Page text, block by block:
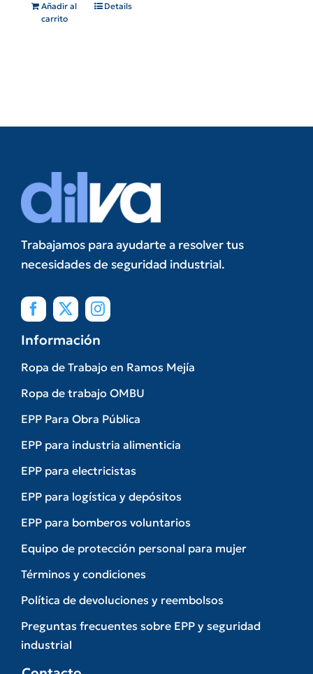
Añadir al
carrito
Details
Trabajamos para ayudarte a resolver tus
necesidades de seguridad industrial.
Información
Ropa de Trabajo en Ramos Mejía
Ropa de trabajo OMBU
EPP Para Obra Pública
EPP para industria alimenticia
EPP para electricistas
EPP para logística y depósitos
EPP para bomberos voluntarios
Equipo de protección personal para mujer
Términos y condiciones
Política de devoluciones y reembolsos
Preguntas frecuentes sobre EPP y seguridad
industrial